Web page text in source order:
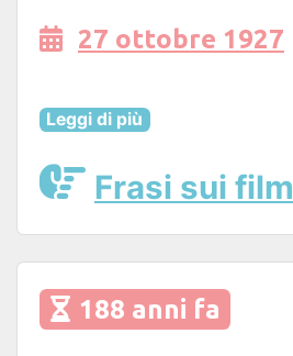
27 ottobre 1927
Leggi di più
Frasi sui film
188 anni fa